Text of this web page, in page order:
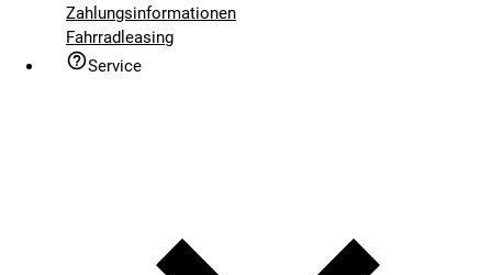
Zahlungsinformationen
Fahrradleasing
Service